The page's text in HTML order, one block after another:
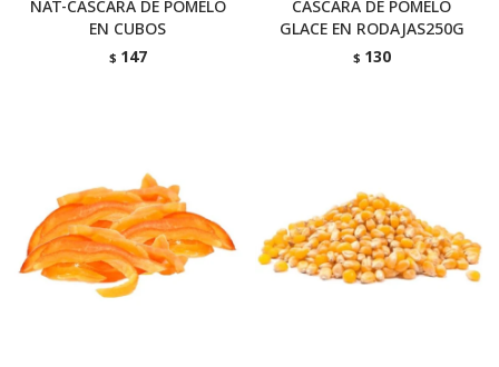
NAT-CASCARA DE POMELO
EN CUBOS
$ 147
CASCARA DE POMELO
GLACE EN RODAJAS250G
$ 130